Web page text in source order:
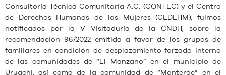
Consultoría Técnica Comunitaria A.C. (CONTEC) y el Centro
de Derechos Humanos de las Mujeres (CEDEHM), fuimos
notificados por la V Visitaduría de la CNDH, sobre la
recomendación 96/2022 emitida a favor de los grupos de
familiares en condición de desplazamiento forzado interno
de las comunidades de “El Manzano” en el municipio de
Uruachi, así como de la comunidad de “Monterde” en el